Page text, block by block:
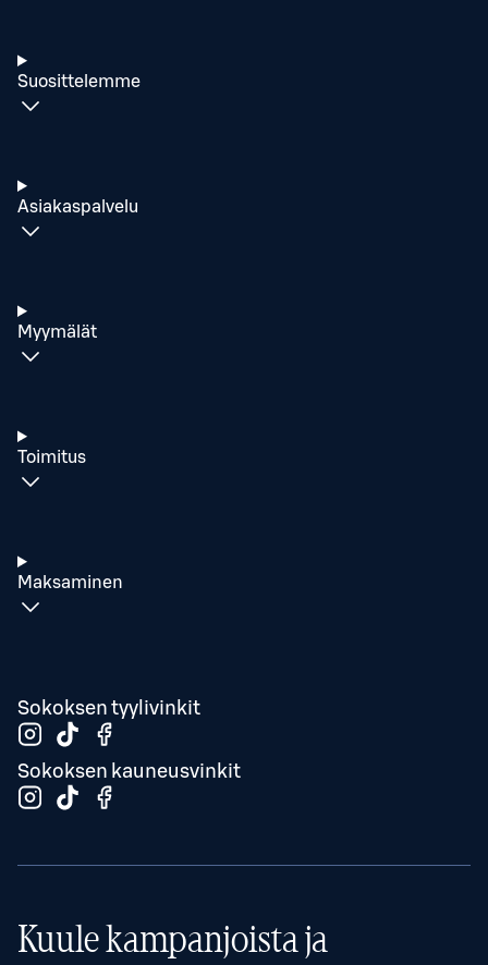
Suosittelemme
Asiakaspalvelu
Myymälät
Toimitus
Maksaminen
Sokoksen tyylivinkit
Sokoksen kauneusvinkit
Kuule kampanjoista ja